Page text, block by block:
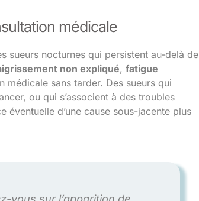
médicale
sueurs nocturnes qui persistent au-delà de
non expliqué, fatigue
sans tarder. Des sueurs qui
ou qui s’associent à des troubles
éventuelle d’une cause sous-jacente plus